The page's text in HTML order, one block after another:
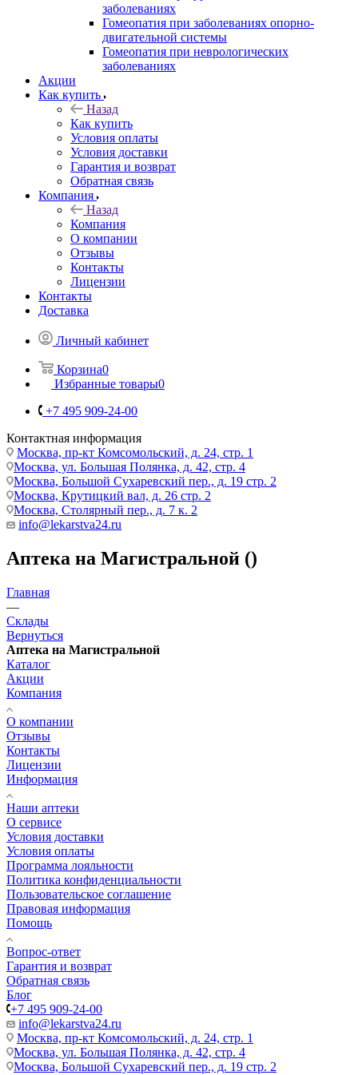
заболеваниях
Гомеопатия при заболеваниях опорно-
двигательной системы
Гомеопатия при неврологических
заболеваниях
Акции
Как купить
Назад
Как купить
Условия оплаты
Условия доставки
Гарантия и возврат
Обратная связь
Компания
Назад
Компания
О компании
Отзывы
Контакты
Лицензии
Контакты
Доставка
Личный кабинет
Корзина0
Избранные товары0
+7 495 909-24-00
Контактная информация
Москва, пр-кт Комсомольский, д. 24, стр. 1
Москва, ул. Большая Полянка, д. 42, стр. 4
Москва, Большой Сухаревский пер., д. 19 стр. 2
Москва, Крутицкий вал, д. 26 стр. 2
Москва, Столярный пер., д. 7 к. 2
info@lekarstva24.ru
Аптека на Магистральной ()
Главная
—
Склады
Вернуться
Аптека на Магистральной
Каталог
Акции
Компания
О компании
Отзывы
Контакты
Лицензии
Информация
Наши аптеки
О сервисе
Условия доставки
Условия оплаты
Программа лояльности
Политика конфиденциальности
Пользовательское соглашение
Правовая информация
Помощь
Вопрос-ответ
Гарантия и возврат
Обратная связь
Блог
+7 495 909-24-00
info@lekarstva24.ru
Москва, пр-кт Комсомольский, д. 24, стр. 1
Москва, ул. Большая Полянка, д. 42, стр. 4
Москва, Большой Сухаревский пер., д. 19 стр. 2